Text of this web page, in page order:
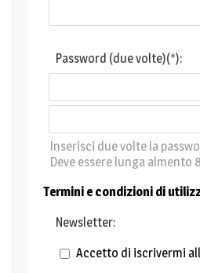
Password (due volte)(*):
Inserisci due volte la
Deve essere lunga almento
Termini e condizioni di
Newsletter:
Accetto di iscrivermi